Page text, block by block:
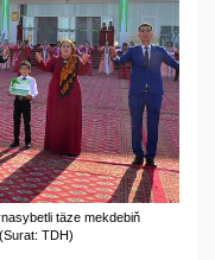
täze mekdebiň
TDH)